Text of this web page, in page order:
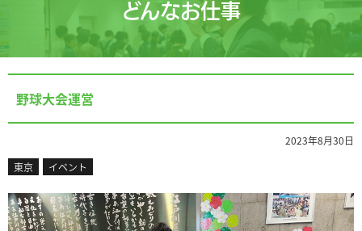
どんなお仕事
野球大会運営
2023年8月30日
東京
イベント